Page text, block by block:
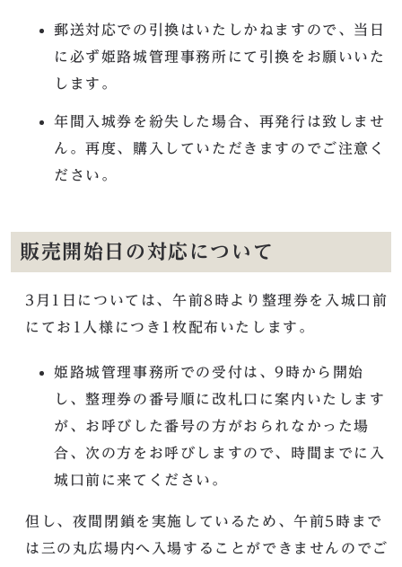
郵送対応での引換はいたしかねますので、当日
に必ず姫路城管理事務所にて引換をお願いいた
します。
年間入城券を紛失した場合、再発行は致しませ
ん。再度、購入していただきますのでご注意く
ださい。
販売開始日の対応について
3月1日については、午前8時より整理券を入城口前
にてお1人様につき1枚配布いたします。
姫路城管理事務所での受付は、9時から開始
し、整理券の番号順に改札口に案内いたします
が、お呼びした番号の方がおられなかった場
合、次の方をお呼びしますので、時間までに入
城口前に来てください。
但し、夜間閉鎖を実施しているため、午前5時まで
は三の丸広場内へ入場することができませんのでご